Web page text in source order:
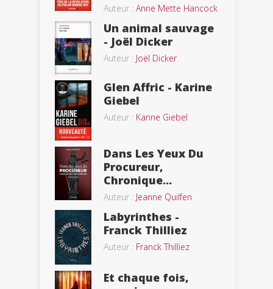
Auteur : Anne Mette Hancock
Un animal sauvage
- Joël Dicker
Auteur : Joël Dicker
Glen Affric - Karine
Giebel
Auteur : Karine Giebel
Dans Les Yeux Du
Procureur,
Chronique...
Auteur : Jeanne Quilfen
Labyrinthes -
Franck Thilliez
Auteur : Franck Thilliez
Et chaque fois,